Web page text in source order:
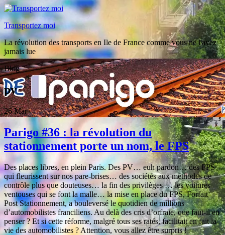
Transportez moi
La révolution des transports en Ile de France comme vous ne l'avez
jamais lue
Blog
pv
26Mar
Parigo #36 : la révolution du
stationnement porte un nom, le FPS
Des places libres, en plein Paris. Des PV… euh pardon… des FPS
qui fleurissent sur nos pare-brises… des sociétés aux méthodes de
contrôle plus que douteuses… la fin des privilèges … les voitures
ventouses qui se font la malle… la mise en place du FPS, Forfait
Post Stationnement, a bouleversé le quotidien de millions
d’automobilistes franciliens. Au delà des cris d’orfraie, que faut-il en
penser ? Et si cette réforme, malgré tous ses ratés, facilitait en fait la
vie des automobilistes ? Attention, vous allez être surpris !